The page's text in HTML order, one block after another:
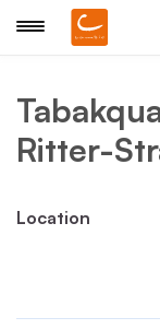
Ritter-
Location